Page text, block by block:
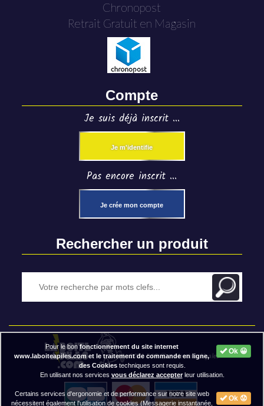
Chronopost
Retrait Gratuit en Magasin
Compte
Je suis déjà inscrit ...
Je m'identifie
Pas encore inscrit ...
Je crée mon compte
Rechercher un produit
2020 BAP ⓒ - Mentions légales
Ok 😀
Pour le bonfonctionnement du site internet
www.laboiteapiles.com et le traitement de commande en ligne,
des Cookiestechniques sont requis.
En utilisant nos services vous déclarez accepterleur utilisation.
Ok 😟
Certains services d'ergonomie et de performance sur notre site web
nécessitent également l'utilisation de cookies (Messagerie instantanée,